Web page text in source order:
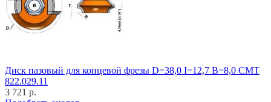
Диск пазовый для концевой фрезы D=38,0 I=12,7 B=8,0 CMT
822.029.11
3 721 р.